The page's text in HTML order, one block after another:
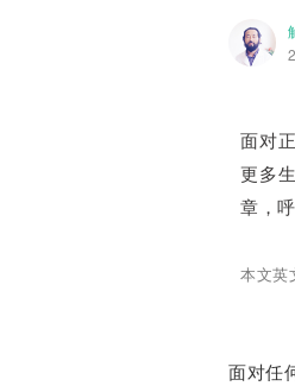
面对
更多
章，
本文英
面对任